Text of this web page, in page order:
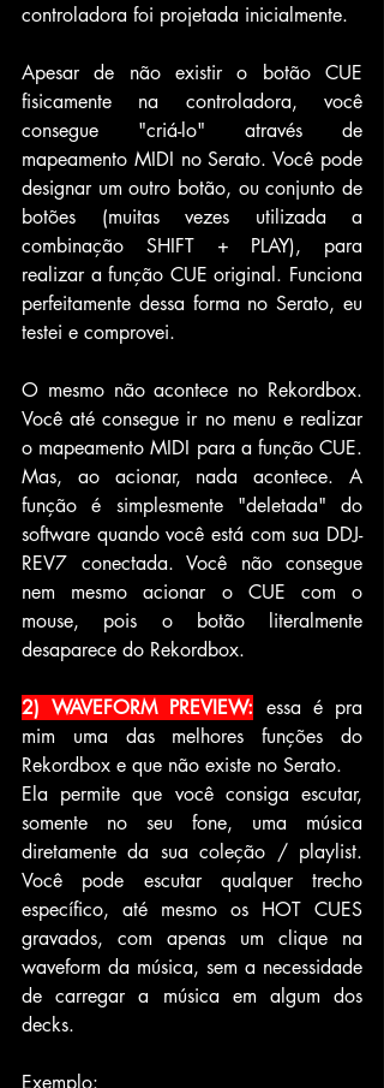
controladora foi projetada inicialmente.
Apesar de não existir o botão CUE
fisicamente na controladora, você
consegue "criá-lo" através de
mapeamento MIDI no Serato. Você pode
designar um outro botão, ou conjunto de
botões (muitas vezes utilizada a
combinação SHIFT + PLAY), para
realizar a função CUE original. Funciona
perfeitamente dessa forma no Serato, eu
testei e comprovei.
O mesmo não acontece no Rekordbox.
Você até consegue ir no menu e realizar
o mapeamento MIDI para a função CUE.
Mas, ao acionar, nada acontece. A
função é simplesmente "deletada" do
software quando você está com sua DDJ-
REV7 conectada. Você não consegue
nem mesmo acionar o CUE com o
mouse, pois o botão literalmente
desaparece do Rekordbox.
2) WAVEFORM PREVIEW: essa é pra
mim uma das melhores funções do
Rekordbox e que não existe no Serato.
Ela permite que você consiga escutar,
somente no seu fone, uma música
diretamente da sua coleção / playlist.
Você pode escutar qualquer trecho
específico, até mesmo os HOT CUES
gravados, com apenas um clique na
waveform da música, sem a necessidade
de carregar a música em algum dos
decks.
Exemplo: